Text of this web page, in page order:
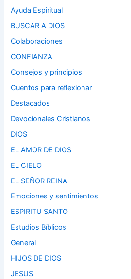
Ayuda Espiritual
BUSCAR A DIOS
Colaboraciones
CONFIANZA
Consejos y principios
Cuentos para reflexionar
Destacados
Devocionales Cristianos
DIOS
EL AMOR DE DIOS
EL CIELO
EL SEÑOR REINA
Emociones y sentimientos
ESPIRITU SANTO
Estudios Bíblicos
General
HIJOS DE DIOS
JESUS